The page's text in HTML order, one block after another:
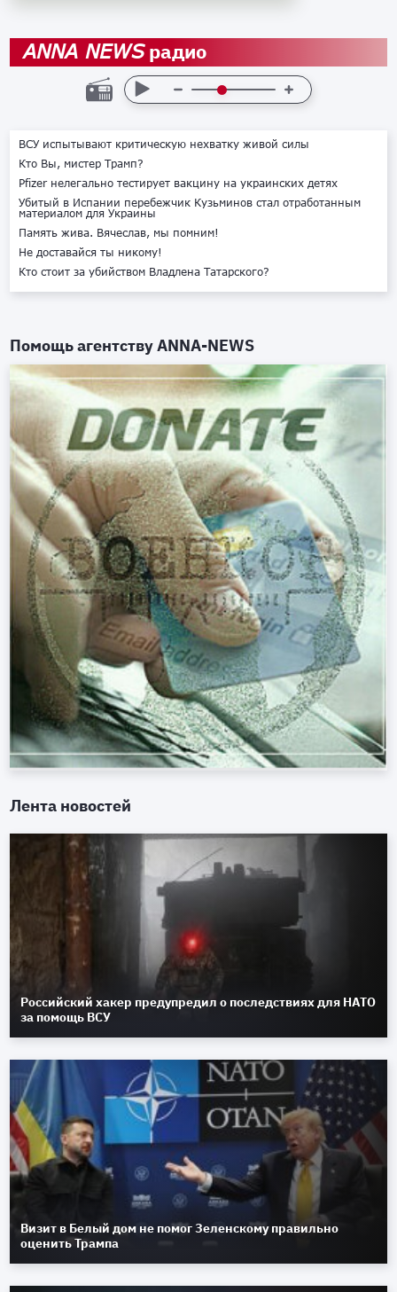
ANNA NEWSрадио
ВСУ испытывают критическую нехватку живой силы
Кто Вы, мистер Трамп?
Pfizer нелегально тестирует вакцину на украинских детях
Убитый в Испании перебежчик Кузьминов стал отработанным
материалом для Украины
Память жива. Вячеслав, мы помним!
Не доставайся ты никому!
Кто стоит за убийством Владлена Татарского?
Помощь агентствуANNA-NEWS
Лента новостей
Российский хакер предупредил о последствиях для НАТО
за помощь ВСУ
Визит в Белый дом не помог Зеленскому правильно
оценить Трампа